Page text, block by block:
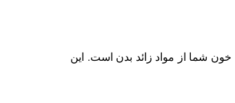
شما از مواد زائد بدن است. این